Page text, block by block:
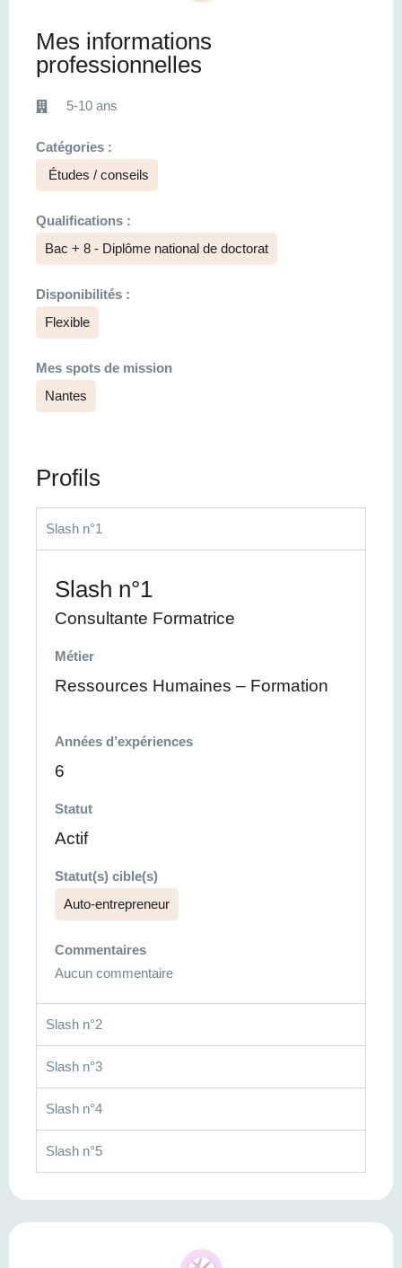
Mes informations
professionnelles
5-10 ans
Catégories :
Études / conseils
Qualifications :
Bac + 8 - Diplôme national de doctorat
Disponibilités :
Flexible
Mes spots de mission
Nantes
Profils
Slash n°1
Slash n°1
Consultante Formatrice
Métier
Ressources Humaines – Formation
Années d’expériences
6
Statut
Actif
Statut(s) cible(s)
Auto-entrepreneur
Commentaires
Aucun commentaire
Slash n°2
Slash n°3
Slash n°4
Slash n°5